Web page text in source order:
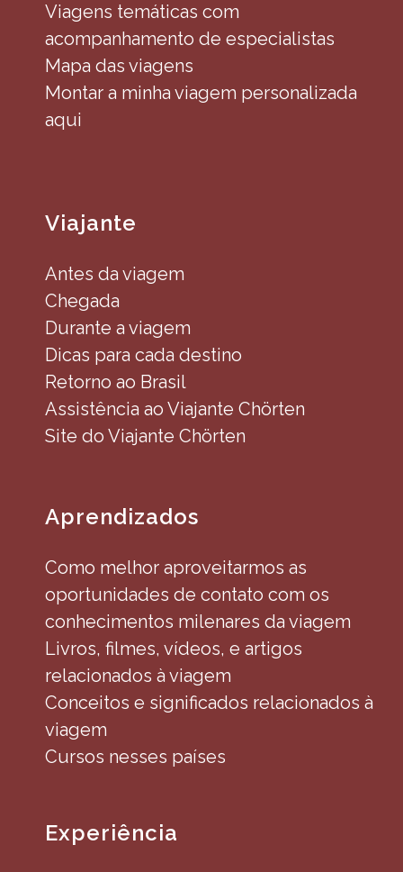
Viagens temáticas com
acompanhamento de especialistas
Mapa das viagens
Montar a minha viagem personalizada
aqui
Viajante
Antes da viagem
Chegada
Durante a viagem
Dicas para cada destino
Retorno ao Brasil
Assistência ao Viajante Chörten
Site do Viajante Chörten
Aprendizados
Como melhor aproveitarmos as
oportunidades de contato com os
conhecimentos milenares da viagem
Livros, filmes, vídeos, e artigos
relacionados à viagem
Conceitos e significados relacionados à
viagem
Cursos nesses países
Experiência